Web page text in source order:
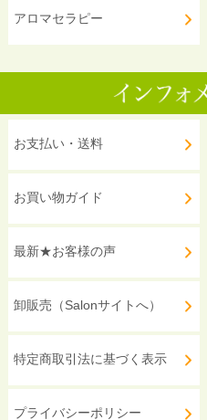
アロマセラピー
お支払い・送料
お買い物ガイド
最新★お客様の声
卸販売（Salonサイトへ）
特定商取引法に基づく表示
プライバシーポリシー